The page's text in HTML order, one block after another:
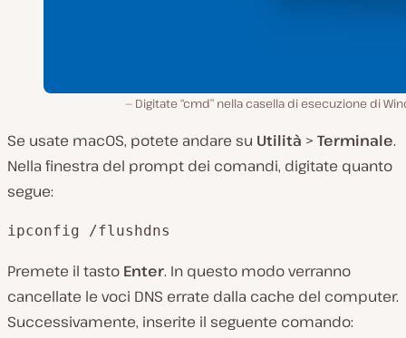
Digitate “cmd” nella casella di esecuzione di
Se usate macOS, potete andare su Utilità >Terminale.
Nella finestra del prompt dei comandi, digitate quanto
segue:
ipconfig /flushdns
Premete il tasto Enter. In questo modo verranno
cancellate le voci DNS errate dalla cache del computer.
Successivamente, inserite il seguente comando: